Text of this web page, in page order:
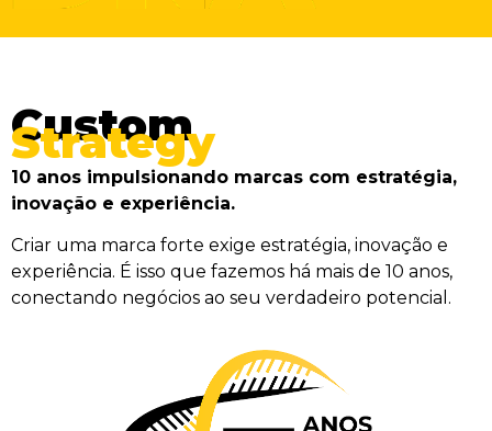
Custom
Strategy
10 anos impulsionando marcas com estratégia,
inovação e experiência.
Criar uma marca forte exige estratégia, inovação e
experiência. É isso que fazemos há mais de 10 anos,
conectando negócios ao seu verdadeiro potencial.